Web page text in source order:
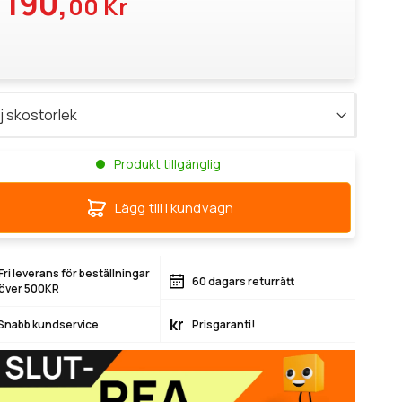
00 Kr
Produkt tillgänglig
Lägg till i kundvagn
leverans för beställningar
500KR
60 dagars returrätt
kundservice kr Prisgaranti!